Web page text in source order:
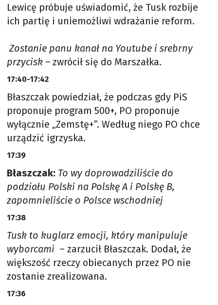
Lewicę próbuje uświadomić, że Tusk rozbije
ich partię i uniemożliwi wdrażanie reform.
Zostanie panu kanał na Youtube i srebrny
przycisk – zwrócił się do Marszałka.
17:40-17:42
Błaszczak powiedział, że podczas gdy PiS
proponuje program 500+, PO proponuje
wyłącznie „Zemstę+”. Według niego PO chce
urządzić igrzyska.
17:39
Błaszczak: To wy doprowadziliście do
podziału Polski na Polskę A i Polskę B,
zapomnieliście o Polsce wschodniej
17:38
Tusk to kuglarz emocji, który manipuluje
wyborcami – zarzucił Błaszczak. Dodał, że
większość rzeczy obiecanych przez PO nie
zostanie zrealizowana.
17:36